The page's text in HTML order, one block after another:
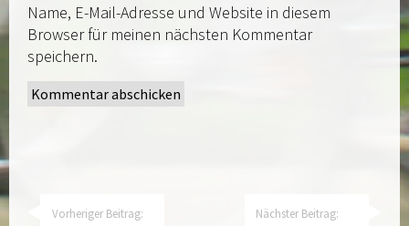
Name, E-Mail-Adresse und Website in diesem
Browser für meinen nächsten Kommentar
speichern.
Vorheriger Beitrag: Nächster Beitrag: